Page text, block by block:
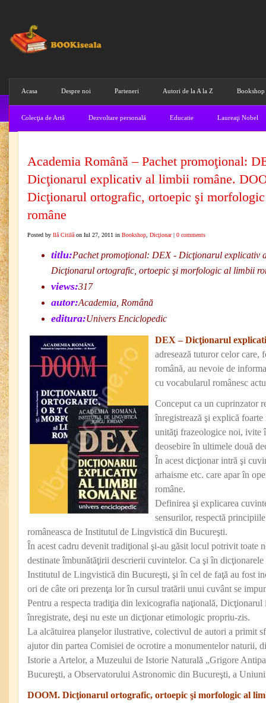
Acasa Despre noi Parteneri Autori de la A la Z Bookshop
Colecţia de Artă Dezvoltare personală Educatie Laureaţi Nobel
Academia Română – Pachet promoţional:
Dicţionarul explicativ al limbii române.
Dicţionarul ortografic, ortoepic şi
române
Posted by Ilă Citilă on Iul 27, 2011 in Bookshop Dicţionar| 0 comments
titlu:Pachet promoţional: DEX - Dicţionarul explicativ
Dicţionarul ortografic, ortoepic şi morfologic al limbii
views:317
autor:Academia, Română
editura:Univers Enciclopedic
DEX – Dicţionarul
adresează tuturor celor
română, au nevoie de
cu vocabularul românesc
Conceput ca un cuprinzator
înregistrează şi explică
unităţi frazeologice noi, ivite
deosebire în ultimele două
În acest dicţionar intră şi
arhaisme etc. care apar în
române.
Definirea şi explicarea
sensurilor, respectă
româneasca de Institutul de Lingvistică din Bucureşti.
În acest cadru devenit tradiţional şi-au găsit locul potrivit toate
destinate îmbunătăţirii descrierii cuvintelor. Ca şi în dicţionarele
Institutul de Lingvistică din Bucureşti, şi în cel de faţă au fost
ori de câte ori prezenţa lor în cursul tratării unui cuvânt se
Pentru a respecta tradiţia din lexicografia naţională,
înregistrate, deşi nu este un dicţionar etimologic propriu-zis.
La alcătuirea planşelor ilustrative, colectivul de autori a primit
ajutor din partea Comisiei de ocrotire a monumentelor naturii,
Istorie a Artelor, a Muzeului de Istorie Naturală „Grigore
Bucureşti, a Observatorului Astronomic din Bucureşti, a
DOOM. Dicţionarul ortografic, ortoepic şi morfologic al